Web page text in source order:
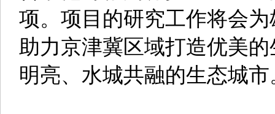
项。项目的研究工作将会
助力京津冀区域打造优美
明亮、水城共融的生态城